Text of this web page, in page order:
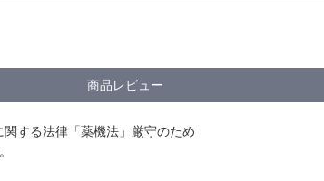
商品レビュー
する法律「薬機法」厳守のため